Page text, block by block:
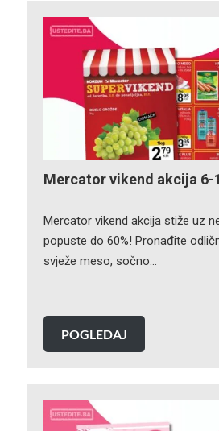
Mercator vikend akcija 6-
Mercator vikend akcija stiže uz
popuste do 60%! Pronađite
svježe meso, sočno…
POGLEDAJ